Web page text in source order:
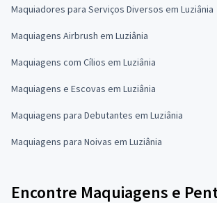
Maquiadores para Serviços Diversos em Luziânia
Maquiagens Airbrush em Luziânia
Maquiagens com Cílios em Luziânia
Maquiagens e Escovas em Luziânia
Maquiagens para Debutantes em Luziânia
Maquiagens para Noivas em Luziânia
Encontre Maquiagens e